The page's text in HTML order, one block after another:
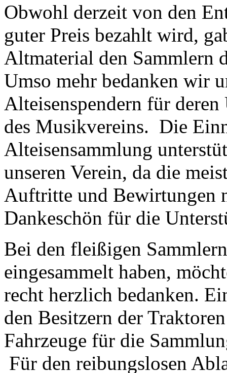
Obwohl derzeit von den
guter Preis bezahlt wird,
Altmaterial den Sammlern
Umso mehr bedanken wir
Alteisenspendern für
des Musikvereins. Die
Alteisensammlung
unseren Verein, da die
Auftritte und Bewirtungen
Dankeschön für die
Bei den fleißigen
eingesammelt haben,
recht herzlich bedanken.
den Besitzern der
Fahrzeuge für die
Für den reibungslosen